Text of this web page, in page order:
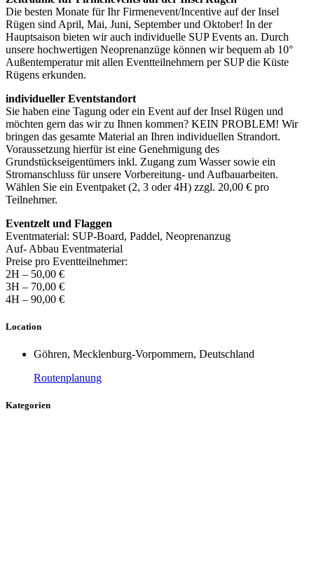
Die besten Monate für Ihr Firmenevent/Incentive auf der Insel
Rügen sind April, Mai, Juni, September und Oktober! In der
Hauptsaison bieten wir auch individuelle SUP Events an. Durch
unsere hochwertigen Neoprenanzüge können wir bequem ab 10°
Außentemperatur mit allen Eventteilnehmern per SUP die Küste
Rügens erkunden.
individueller Eventstandort
Sie haben eine Tagung oder ein Event auf der Insel Rügen und
möchten gern das wir zu Ihnen kommen? KEIN PROBLEM! Wir
bringen das gesamte Material an Ihren individuellen Strandort.
Voraussetzung hierfür ist eine Genehmigung des
Grundstückseigentümers inkl. Zugang zum Wasser sowie ein
Stromanschluss für unsere Vorbereitung- und Aufbauarbeiten.
Wählen Sie ein Eventpaket (2, 3 oder 4H) zzgl. 20,00 € pro
Teilnehmer.
Eventzelt und Flaggen
Eventmaterial: SUP-Board, Paddel, Neoprenanzug
Auf- Abbau Eventmaterial
Preise pro Eventteilnehmer:
2H – 50,00 €
3H – 70,00 €
4H – 90,00 €
Location
Göhren, Mecklenburg-Vorpommern, Deutschland
Routenplanung
Kategorien